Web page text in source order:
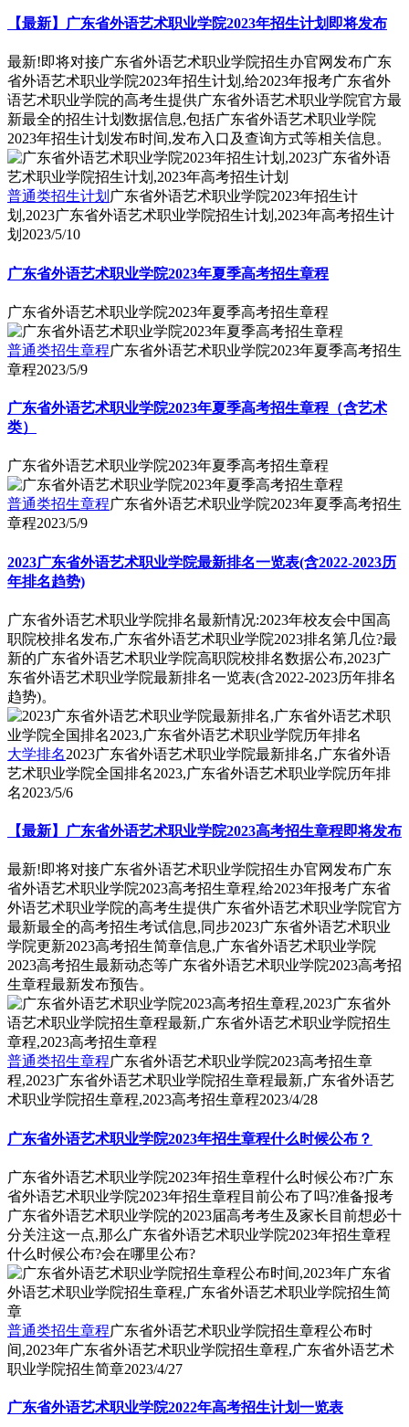
【最新】广东省外语艺术职业学院2023年招生计划即将发布
最新!即将对接广东省外语艺术职业学院招生办官网发布广东
省外语艺术职业学院2023年招生计划,给2023年报考广东省外
语艺术职业学院的高考生提供广东省外语艺术职业学院官方最
新最全的招生计划数据信息,包括广东省外语艺术职业学院
2023年招生计划发布时间,发布入口及查询方式等相关信息。
普通类招生计划 广东省外语艺术职业学院2023年招生计
划,2023广东省外语艺术职业学院招生计划,2023年高考招生计
划 2023/5/10
广东省外语艺术职业学院2023年夏季高考招生章程
广东省外语艺术职业学院2023年夏季高考招生章程
普通类招生章程广东省外语艺术职业学院2023年夏季高考招生
章程2023/5/9
广东省外语艺术职业学院2023年夏季高考招生章程（含艺术
类）
广东省外语艺术职业学院2023年夏季高考招生章程
普通类招生章程广东省外语艺术职业学院2023年夏季高考招生
章程2023/5/9
2023广东省外语艺术职业学院最新排名一览表(含2022-2023历
年排名趋势)
广东省外语艺术职业学院排名最新情况:2023年校友会中国高
职院校排名发布,广东省外语艺术职业学院2023排名第几位?最
新的广东省外语艺术职业学院高职院校排名数据公布,2023广
东省外语艺术职业学院最新排名一览表(含2022-2023历年排名
趋势)。
大学排名2023广东省外语艺术职业学院最新排名,广东省外语
艺术职业学院全国排名2023,广东省外语艺术职业学院历年排
名2023/5/6
【最新】广东省外语艺术职业学院2023高考招生章程即将发布
最新!即将对接广东省外语艺术职业学院招生办官网发布广东
省外语艺术职业学院2023高考招生章程,给2023年报考广东省
外语艺术职业学院的高考生提供广东省外语艺术职业学院官方
最新最全的高考招生考试信息,同步2023广东省外语艺术职业
学院更新2023高考招生简章信息,广东省外语艺术职业学院
2023高考招生最新动态等广东省外语艺术职业学院2023高考招
生章程最新发布预告。
普通类招生章程广东省外语艺术职业学院2023高考招生章
程,2023广东省外语艺术职业学院招生章程最新,广东省外语艺
术职业学院招生章程,2023高考招生章程2023/4/28
广东省外语艺术职业学院2023年招生章程什么时候公布？
广东省外语艺术职业学院2023年招生章程什么时候公布?广东
省外语艺术职业学院2023年招生章程目前公布了吗?准备报考
广东省外语艺术职业学院的2023届高考考生及家长目前想必十
分关注这一点,那么广东省外语艺术职业学院2023年招生章程
什么时候公布?会在哪里公布?
普通类招生章程广东省外语艺术职业学院招生章程公布时
间,2023年广东省外语艺术职业学院招生章程,广东省外语艺术
职业学院招生简章2023/4/27
广东省外语艺术职业学院2022年高考招生计划一览表